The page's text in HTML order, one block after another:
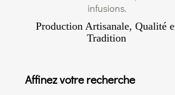
Production Artisanale, Qualité
Tradition
Conditionnement artisanal à la main
Affinez votre recherche